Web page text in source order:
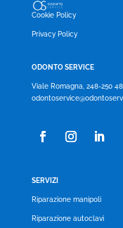
Cookie Policy
Privacy Policy
ODONTO SERVICE
Viale Romagna, 248-250
SERVIZI
Riparazione manipoli
Riparazione autoclavi